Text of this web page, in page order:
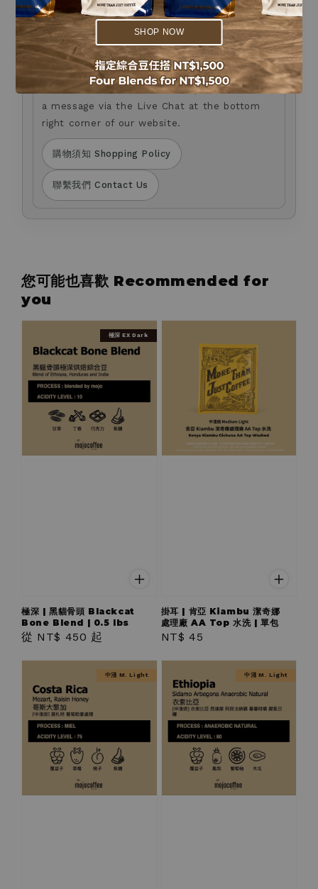
SHOP NOW
如您對商品選購，或有任何疑問，歡迎透過官網右下角
Live Chat 留言與我們聯繫。
We will never contact you by phone or SMS
to request changes to your payment method.
If you have any questions about product
selection or need assistance, please leave us
a message via the Live Chat at the bottom
right corner of our website.
購物須知 Shopping Policy
聯繫我們 Contact Us
您可能也喜歡 Recommended for
you
極深 EX Dark
極深 | 黑貓骨頭 Blackcat
Bone Blend | 0.5 lbs
Regular
從 NT$ 450 起
掛耳 | 肯亞 Kiambu 潔奇娜
處理廠 AA Top 水洗 | 單包
Regular
NT$ 45
中淺 M. Light 中淺 M. Light